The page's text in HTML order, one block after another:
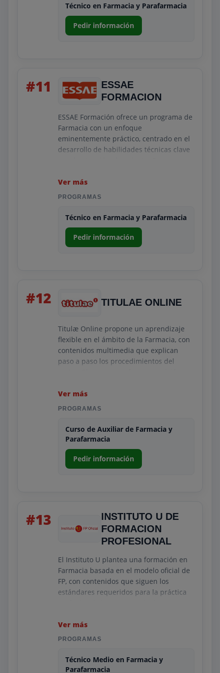
La modalidad online oficial permite
estudiar desde cualquier lugar sin
perder calidad académica. La
sector sanitario.
Técnico en Farmacia y Parafarmacia
Pedir información
#11
ESSAE
FORMACION
ESSAE Formación ofrece un programa de
Farmacia con un enfoque
eminentemente práctico, centrado en el
desarrollo de habilidades técnicas clave
gestión de productos sanitarios y
procedimientos de dispensación.
profesional, colaboraciones para
prácticas y un acompañamiento
personalizado que facilita la evolución
Ver más
PROGRAMAS
Técnico en Farmacia y Parafarmacia
Pedir información
#12 TITULAE ONLINE
Titulæ Online propone un aprendizaje
flexible en el ámbito de la Farmacia, con
contenidos multimedia que explican
paso a paso los procedimientos del
tareas que deberá desempeñar en
farmacias y parafarmacias.
prácticas son parte clave del recorrido
formativo. La accesibilidad y claridad de
los materiales convierten a Titulæ en una
opción atractiva para quienes buscan
Ver más
PROGRAMAS
Curso de Auxiliar de Farmacia y
Parafarmacia
Pedir información
#13
INSTITUTO U DE
FORMACION
PROFESIONAL
El Instituto U plantea una formación en
Farmacia basada en el modelo oficial de
FP, con contenidos que siguen los
estándares requeridos para la práctica
operaciones básicas de laboratorio y
gestión de existencias.
académico con herramientas digitales
Ver más
PROGRAMAS
Técnico Medio en Farmacia y
Parafarmacia